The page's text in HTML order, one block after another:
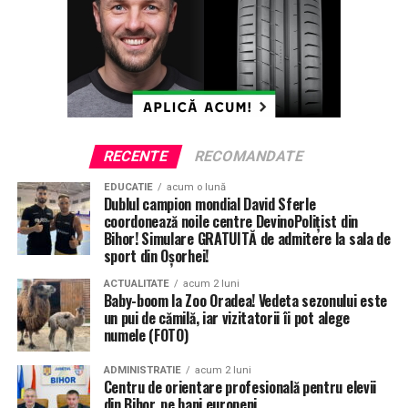
ACCIDENT MORTAL DN 76 RECOMANDAT
URMATORUL
Clubul orădean de fotografie Varadinum, pe locul 12 în
Nicio localitate din Bihor nu mai este în carantină
RECENTE RECOMANDATE
EDUCATIE acum o lună
Dublul campion mondial David Sferle
coordonează noile centre DevinoPolițist din
Bihor! Simulare GRATUITĂ de admitere la sala de
sport din Oșorhei!
ACTUALITATE acum 2 luni
Baby-boom la Zoo Oradea! Vedeta sezonului este
un pui de cămilă, iar vizitatorii îi pot alege
numele (FOTO)
ADMINISTRATIE acum 2 luni
Centru de orientare profesională pentru elevii